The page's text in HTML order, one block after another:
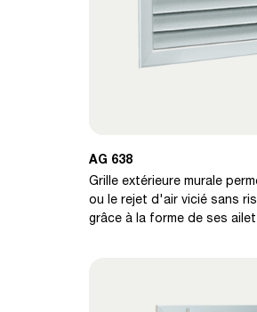
AG 638
Grille extérieure murale
ou le rejet d'air vicié sans
grâce à la forme de ses